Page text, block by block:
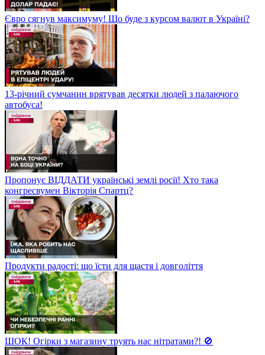
Євро сягнув максимуму! Що буде з курсом валют в Україні?
13-річний сумчанин врятував десятки людей з палаючого
автобуса!
Пропонує ВІДДАТИ українські землі росії! Хто така
конгресвумен Вікторія Спартц?
Продукти радості: що їсти для щастя і довголіття
ШОК! Огірки з магазину труять нас нітратами?! 🚫